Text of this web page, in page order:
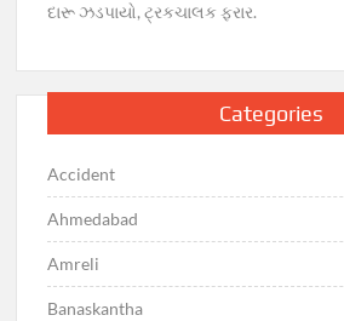
દારૂ ઝડપાયો, ટ્રકચાલક ફરાર.
Categories
Accident
Ahmedabad
Amreli
Banaskantha